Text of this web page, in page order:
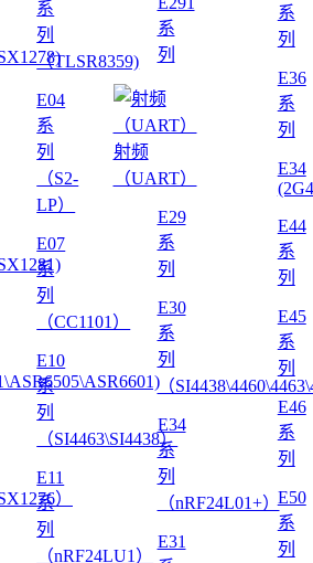
）
系
列
（TLSR8359)
E04
系
列
（S2-
LP）
E07
系
列
（CC1101）
E10
系
列
（SI4463\SI4438）
E11
系
列
（nRF24LU1）
系
列
射频
（UART）
E29
系
列
E30
系
列
（
E34
系
列
（nRF24L01+）
E31
系
列
E36
系
列
E34
E44
系
列
E45
系
列
E46
系
列
E50
系
列